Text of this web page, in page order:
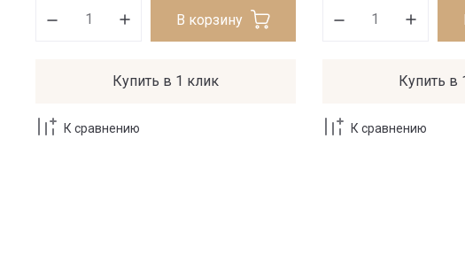
В корзину
Купить в 1 клик
К сравнению
Купить в
К сравнению